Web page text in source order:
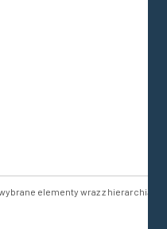
elementy wraz z hierarchią